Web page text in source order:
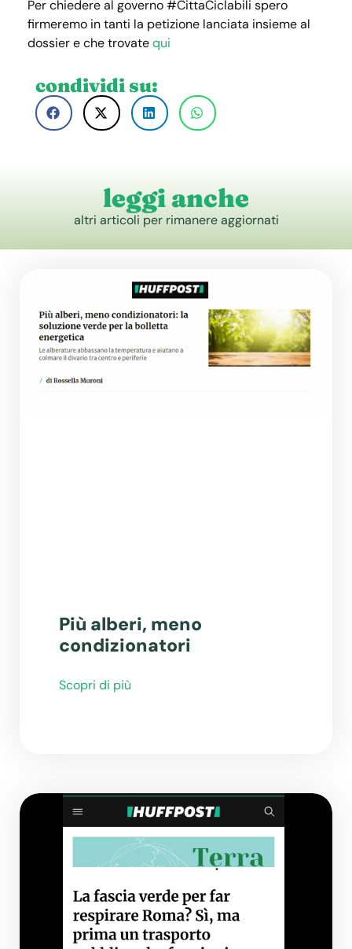
condividi su:
Per chiedere al governo #CittaCiclabili spero
firmeremo in tanti la petizione lanciata insieme al
dossier e che trovatequi
leggi anche
altri articoli per rimanere aggiornati
Più alberi, meno
condizionatori
Scopri di più